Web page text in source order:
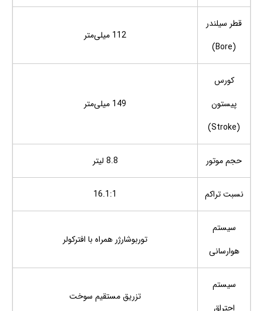
قطر سیلندر
(Bore)
112 میلی‌متر
کورس
پیستون
(Stroke)
149 میلی‌متر
حجم موتور 8.8 لیتر
نسبت تراکم 16.1:1
سیستم
هوارسانی
توربوشارژر همراه با افترکولر
سیستم
احتراق
تزریق مستقیم سوخت